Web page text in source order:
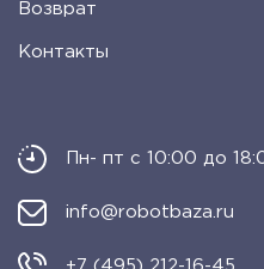
Возврат
Контакты
Пн- пт с 10:00 до
info@robotbaza.ru